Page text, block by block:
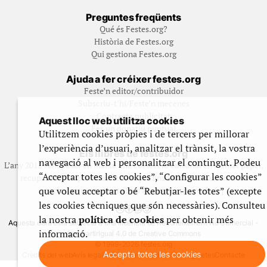
Preguntes freqüents
Qué és Festes.org?
Història de Festes.org
Qui gestiona Festes.org
Ajuda a fer créixer festes.org
Feste’n editor/contribuidor
Contracta publicitat
Fes un donatiu puntual
Els llibres de festes.org
L’any 2012 vam posar en marxa una col·lecció editorial en format paper,
recuperant i ampliant materials que fins aleshores havien estat
exclusivament accessibles al nostre espai web. [+]
Aquesta obra està subjecta a una llicència de Reconeixement No Comercial -
CompartirIgual 4.0 de Creative Commons
Crèdits del web
Política de privadesa Ús de galetes
Aquest lloc web utilitza cookies
Utilitzem cookies pròpies i de tercers per millorar
l’experiència d’usuari, analitzar el trànsit, la vostra
navegació al web i personalitzar el contingut. Podeu
“Acceptar totes les cookies”, “Configurar les cookies”
que voleu acceptar o bé “Rebutjar-les totes” (excepte
les cookies tècniques que són necessàries). Consulteu
la nostrapolítica de cookiesper obtenir més
informació.
Accepta totes les cookies